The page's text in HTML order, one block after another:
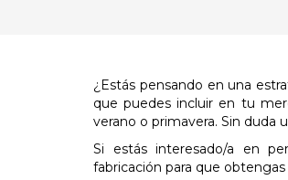
¿Estás pensando en una
que puedes incluir en tu
verano o primavera. Sin duda
Si estás interesado/a en
fabricación para que